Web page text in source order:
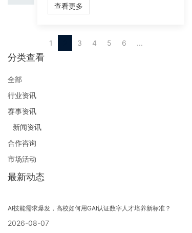
查看更多
1 3 4 5 6 ...
分类查看
全部
行业资讯
赛事资讯
新闻资讯
合作咨询
市场活动
最新动态
AI技能需求爆发，高校如何用GAI认证数字人才培养新标准？
2026-08-07